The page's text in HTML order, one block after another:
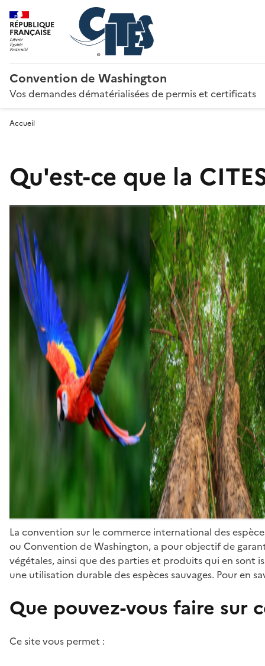
RÉPUBLIQUE
FRANÇAISE
Convention de Washington
Vos demandes dématérialisées de permis et certificats
Accueil
Qu'est-ce que la
La convention sur le commerce international des
ou Convention de Washington, a pour objectif de
végétales, ainsi que des parties et produits qui en sont
une utilisation durable des espèces sauvages. Pour en
Que pouvez-vous faire sur
Ce site vous permet :